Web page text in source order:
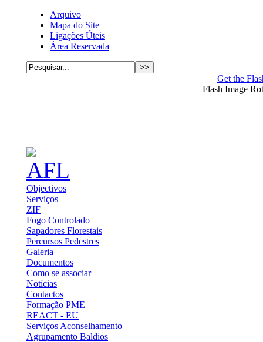
Arquivo
Mapa do Site
Ligações Úteis
Área Reservada
Get the
Flash Image
Objectivos
Serviços
ZIF
Fogo Controlado
Sapadores Florestais
Percursos Pedestres
Galeria
Documentos
Como se associar
Notícias
Contactos
Formação PME
REACT - EU
Serviços Aconselhamento
Agrupamento Baldios